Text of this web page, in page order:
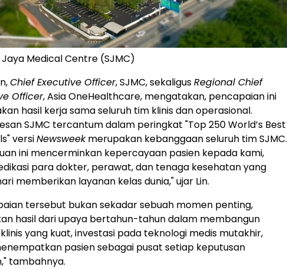
Medical Centre (SJMC)
Chief Executive Officer, SJMC, sekaligusRegional Chief
Officer, Asia OneHealthcare, mengatakan, pencapaian ini
hasil kerja sama seluruh tim klinis dan operasional.
SJMC tercantum dalam peringkat "Top 250 World’s Best
versiNewsweekmerupakan kebanggaan seluruh tim SJMC.
ini mencerminkan kepercayaan pasien kepada kami,
para dokter, perawat, dan tenaga kesehatan yang
memberikan layanan kelas dunia," ujar Lin.
tersebut bukan sekadar sebuah momen penting,
hasil dari upaya bertahun-tahun dalam membangun
yang kuat, investasi pada teknologi medis mutakhir,
pasien sebagai pusat setiap keputusan
tambahnya.